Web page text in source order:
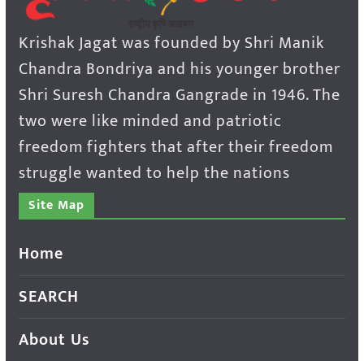
Krishak Jagat was founded by Shri Manik
Chandra Bondriya and his younger brother
Shri Suresh Chandra Gangrade in 1946. The
two were like minded and patriotic
freedom fighters that after their freedom
struggle wanted to help the nations
Site Map
Home
SEARCH
About Us